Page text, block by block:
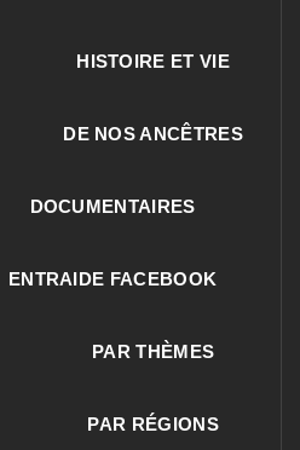
HISTOIRE ET VIE
DE NOS ANCÊTRES
DOCUMENTAIRES
ENTRAIDE FACEBOOK
PAR THÈMES
PAR RÉGIONS